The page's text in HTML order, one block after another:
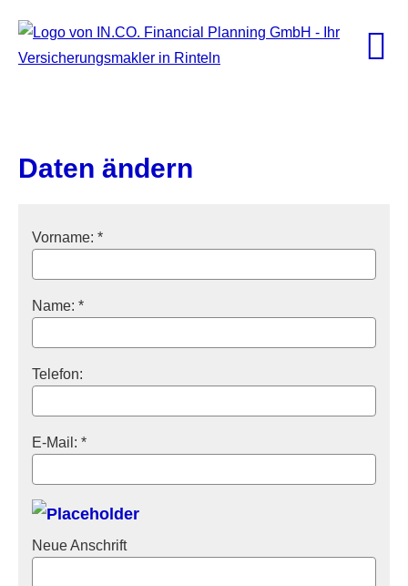
Daten ändern
Vorname: *
Name: *
Telefon:
E-Mail: *
Neue Anschrift